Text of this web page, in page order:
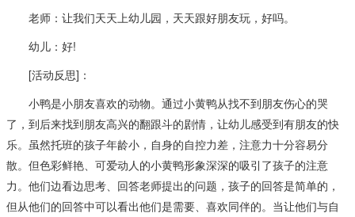
老师：让我们天天上幼儿园，天天跟好朋友玩，好吗。
幼儿：好!
[活动反思]：
小鸭是小朋友喜欢的动物。通过小黄鸭从找不到朋友伤心的哭
了，到后来找到朋友高兴的翻跟斗的剧情，让幼儿感受到有朋友的快
乐。虽然托班的孩子年龄小，自身的自控力差，注意力十分容易分
散。但色彩鲜艳、可爱动人的小黄鸭形象深深的吸引了孩子的注意
力。他们边看边思考、回答老师提出的问题，孩子的回答是简单的，
但从他们的回答中可以看出他们是需要、喜欢同伴的。当让他们与自